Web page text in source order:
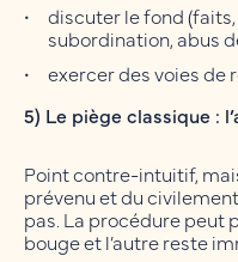
discuter le fond
subordination, abus
exercer des voies de
5) Le piège classique :
Point contre-intuitif,
prévenu et du
pas. La procédure peut
bouge et l’autre reste